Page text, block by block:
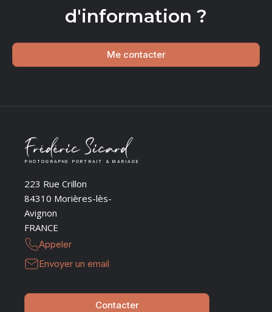
d'information ?
Me contacter
PHOTOGRAPHE PORTRAIT & MARIAGE
223 Rue Crillon
84310 Morières-lès-
Avignon
FRANCE
Appeler
Envoyer un email
Contacter